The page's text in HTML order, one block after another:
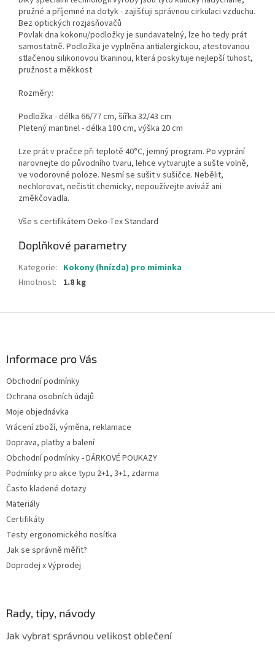
pružné a příjemné na dotyk - zajišťuji správnou cirkulaci vzduchu.
Bez optických rozjasňovačů
Povlak dna kokonu/podložky je sundavatelný, lze ho tedy prát
samostatně. Podložka je vyplněna antialergickou, atestovanou
stlačenou silikonovou tkaninou, která poskytuje nejlepší tuhost,
pružnost a měkkost
Rozměry:
Podložka - délka 66/77 cm, šířka 32/43 cm
Pletený mantinel - délka 180 cm, výška 20 cm
Lze prát v pračce při teplotě 40°C, jemný program. Po vyprání
narovnejte do původního tvaru, lehce vytvarujte a sušte volně,
ve vodorovné poloze. Nesmí se sušit v sušičce. Nebělit,
nechlorovat, nečistit chemicky, nepoužívejte aviváž ani
změkčovadla.
Vše s certifikátem Oeko-Tex Standard
Doplňkové parametry
Kategorie: Kokony (hnízda) pro miminka
Hmotnost: 1.8 kg
Informace pro Vás
Obchodní podmínky
Ochrana osobních údajů
Moje objednávka
Vrácení zboží, výměna, reklamace
Doprava, platby a balení
Obchodní podmínky - DÁRKOVÉ POUKAZY
Podmínky pro akce typu 2+1, 3+1, zdarma
Často kladené dotazy
Materiály
Certifikáty
Testy ergonomického nosítka
Jak se správně měřit?
Doprodej x Výprodej
Rady, tipy, návody
Jak vybrat správnou velikost oblečení